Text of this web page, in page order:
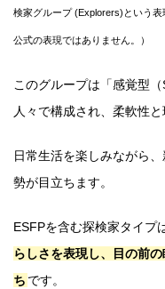
検家グループ (Explorers)という
公式の表現ではありません。）
このグループは「感覚型
人々で構成され、柔軟性
日常生活を楽しみながら
勢が目立ちます。
ESFPを含む探検家タイプ
らしさを表現し、目の前
ち です。